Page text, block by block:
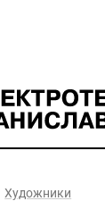
Художники